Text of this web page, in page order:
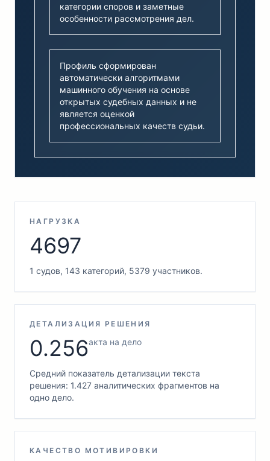
категории споров и заметные
особенности рассмотрения дел.
Профиль сформирован
автоматически алгоритмами
машинного обучения на основе
открытых судебных данных и не
является оценкой
профессиональных качеств судьи.
НАГРУЗКА
4697
1 судов, 143 категорий, 5379 участников.
ДЕТАЛИЗАЦИЯ РЕШЕНИЯ
0.256акта на дело
Средний показатель детализации текста
решения: 1.427 аналитических фрагментов на
одно дело.
КАЧЕСТВО МОТИВИРОВКИ